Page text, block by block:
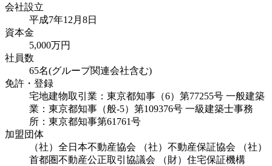
会社設立
平成7年12月8日
資本金
5,000万円
社員数
65名(グループ関連会社含む)
免許・登録
宅地建物取引業：東京都知事（6）第77255号 一般建築
業：東京都知事（般-5）第109376号 一級建築士事務
所：東京都知事第61761号
加盟団体
（社）全日本不動産協会 （社）不動産保証協会 （社）
首都圏不動産公正取引協議会 （財）住宅保証機構